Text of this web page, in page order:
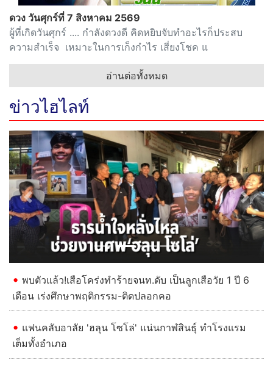
ดวง วันศุกร์ที่ 7 สิงหาคม 2569
ผู้ที่เกิดวันศุกร์ .... กำลังดวงดี คิดหยิบจับทำอะไรก็ประสบ
ความสำเร็จ เหมาะในการเก็งกำไร เสี่ยงโชค แ
อ่านต่อทั้งหมด
ข่าวไฮไลท์
Previous Next
พบตัวแล้ว!เสือโคร่งทำร้ายจนท.ดับ เป็นลูกเสือวัย 1 ปี 6
เดือน เร่งศึกษาพฤติกรรม-ติดปลอกคอ
แฟนคลับอาลัย 'ฮลุน โซโล่' แน่นกาฬสินธุ์ ทำโรงแรม
เต็มทั้งอำเภอ